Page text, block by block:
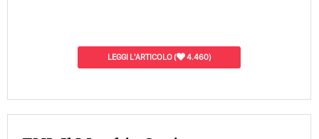
LEGGI L'ARTICOLO( 4.460)